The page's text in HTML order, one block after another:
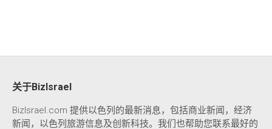
关于BizIsrael
BizIsrael.com 提供以色列的最新消息，包括商业新闻，经济
新闻，以色列旅游信息及创新科技。我们也帮助您联系最好的